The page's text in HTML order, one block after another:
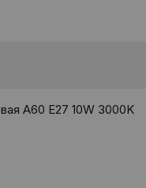
A60 E27 10W 3000K